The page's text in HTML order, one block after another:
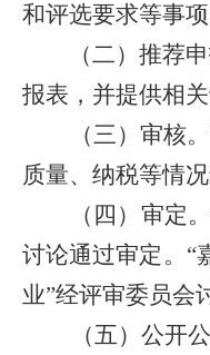
和评选要求等事
（二）推荐
报表，并提供相
（三）审核。
质量、纳税等情
（四）审定。
讨论通过审定 。 “
业”经评审委员会
（五）公开